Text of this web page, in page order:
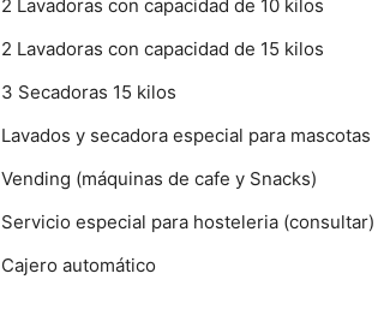
2 Lavadoras con capacidad de 10 kilos
2 Lavadoras con capacidad de 15 kilos
3 Secadoras 15 kilos
Lavados y secadora especial para mascotas
Vending (máquinas de cafe y Snacks)
Servicio especial para hosteleria (consultar)
Cajero automático